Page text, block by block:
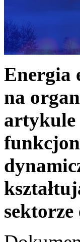
Energia
na
artykule